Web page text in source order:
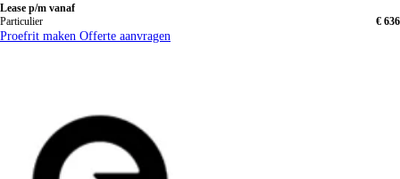
Lease p/m vanaf
Particulier
€ 636
Proefrit maken Offerte aanvragen